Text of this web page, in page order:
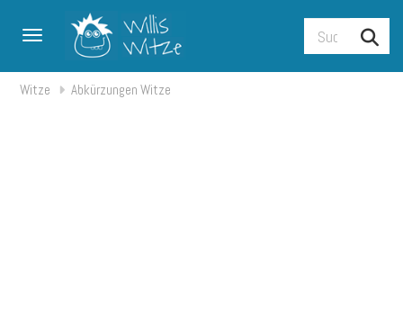
Toggle navigation
Witze Abkürzungen Witze